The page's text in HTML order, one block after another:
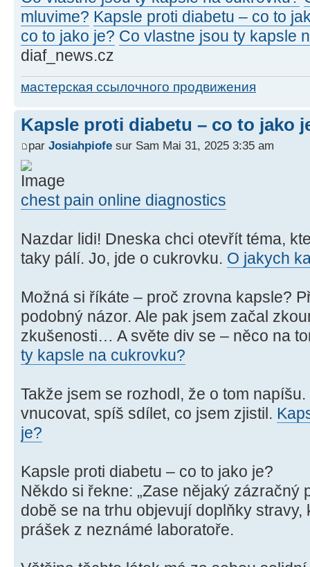
mluvime? Kapsle proti diabetu – co to
co to jako je? Co vlastne jsou ty kapsle
diaf_news.cz
мастерская ссылочного продвижения
Kapsle proti diabetu – co to jako
par Josiahpiofe sur Sam Mai 31, 2025 3:35 am
chest pain online diagnostics
Nazdar lidi! Dneska chci otevřít téma,
taky pálí. Jo, jde o cukrovku. O jakych
Možná si říkáte – proč zrovna kapsle?
podobný názor. Ale pak jsem začal
zkušenosti… A světe div se – něco na
ty kapsle na cukrovku?
Takže jsem se rozhodl, že o tom
vnucovat, spíš sdílet, co jsem zjistil.
je?
Kapsle proti diabetu – co to jako je?
Někdo si řekne: „Zase nějaký zázračný
době se na trhu objevují doplňky
prášek z neznámé laboratoře.